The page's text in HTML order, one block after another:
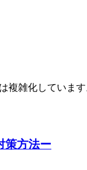
複雑化していま
策方法ー